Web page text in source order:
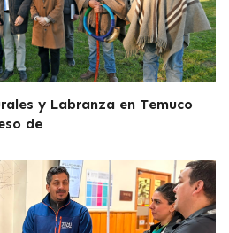
y Labranza en Temuco
de